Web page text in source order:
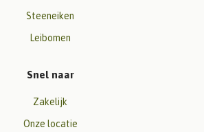
Steeneiken
Leibomen
Snel naar
Zakelijk
Onze locatie